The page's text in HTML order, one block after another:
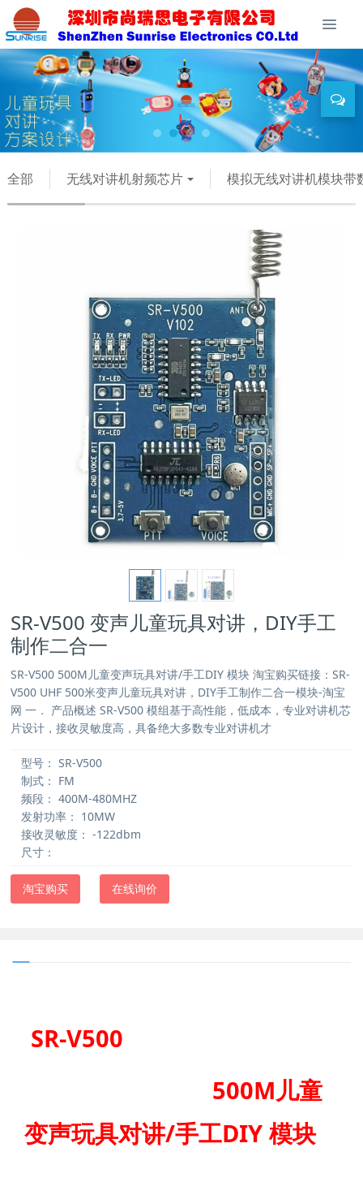
全部 无线对讲机射频芯片 模拟无线对讲机模块带
SR-V500 变声儿童玩具对讲，DIY手工
制作二合一
SR-V500 500M儿童变声玩具对讲/手工DIY 模块 淘宝购买链接：SR-
V500 UHF 500米变声儿童玩具对讲，DIY手工制作二合一模块-淘宝
网 一． 产品概述 SR-V500 模组基于高性能，低成本，专业对讲机芯
片设计，接收灵敏度高，具备绝大多数专业对讲机才
型号： SR-V500
制式： FM
频段： 400M-480MHZ
发射功率： 10MW
接收灵敏度： -122dbm
尺寸：
淘宝购买 在线询价
SR-V500
500M儿童
变声玩具对讲/手工DIY 模块